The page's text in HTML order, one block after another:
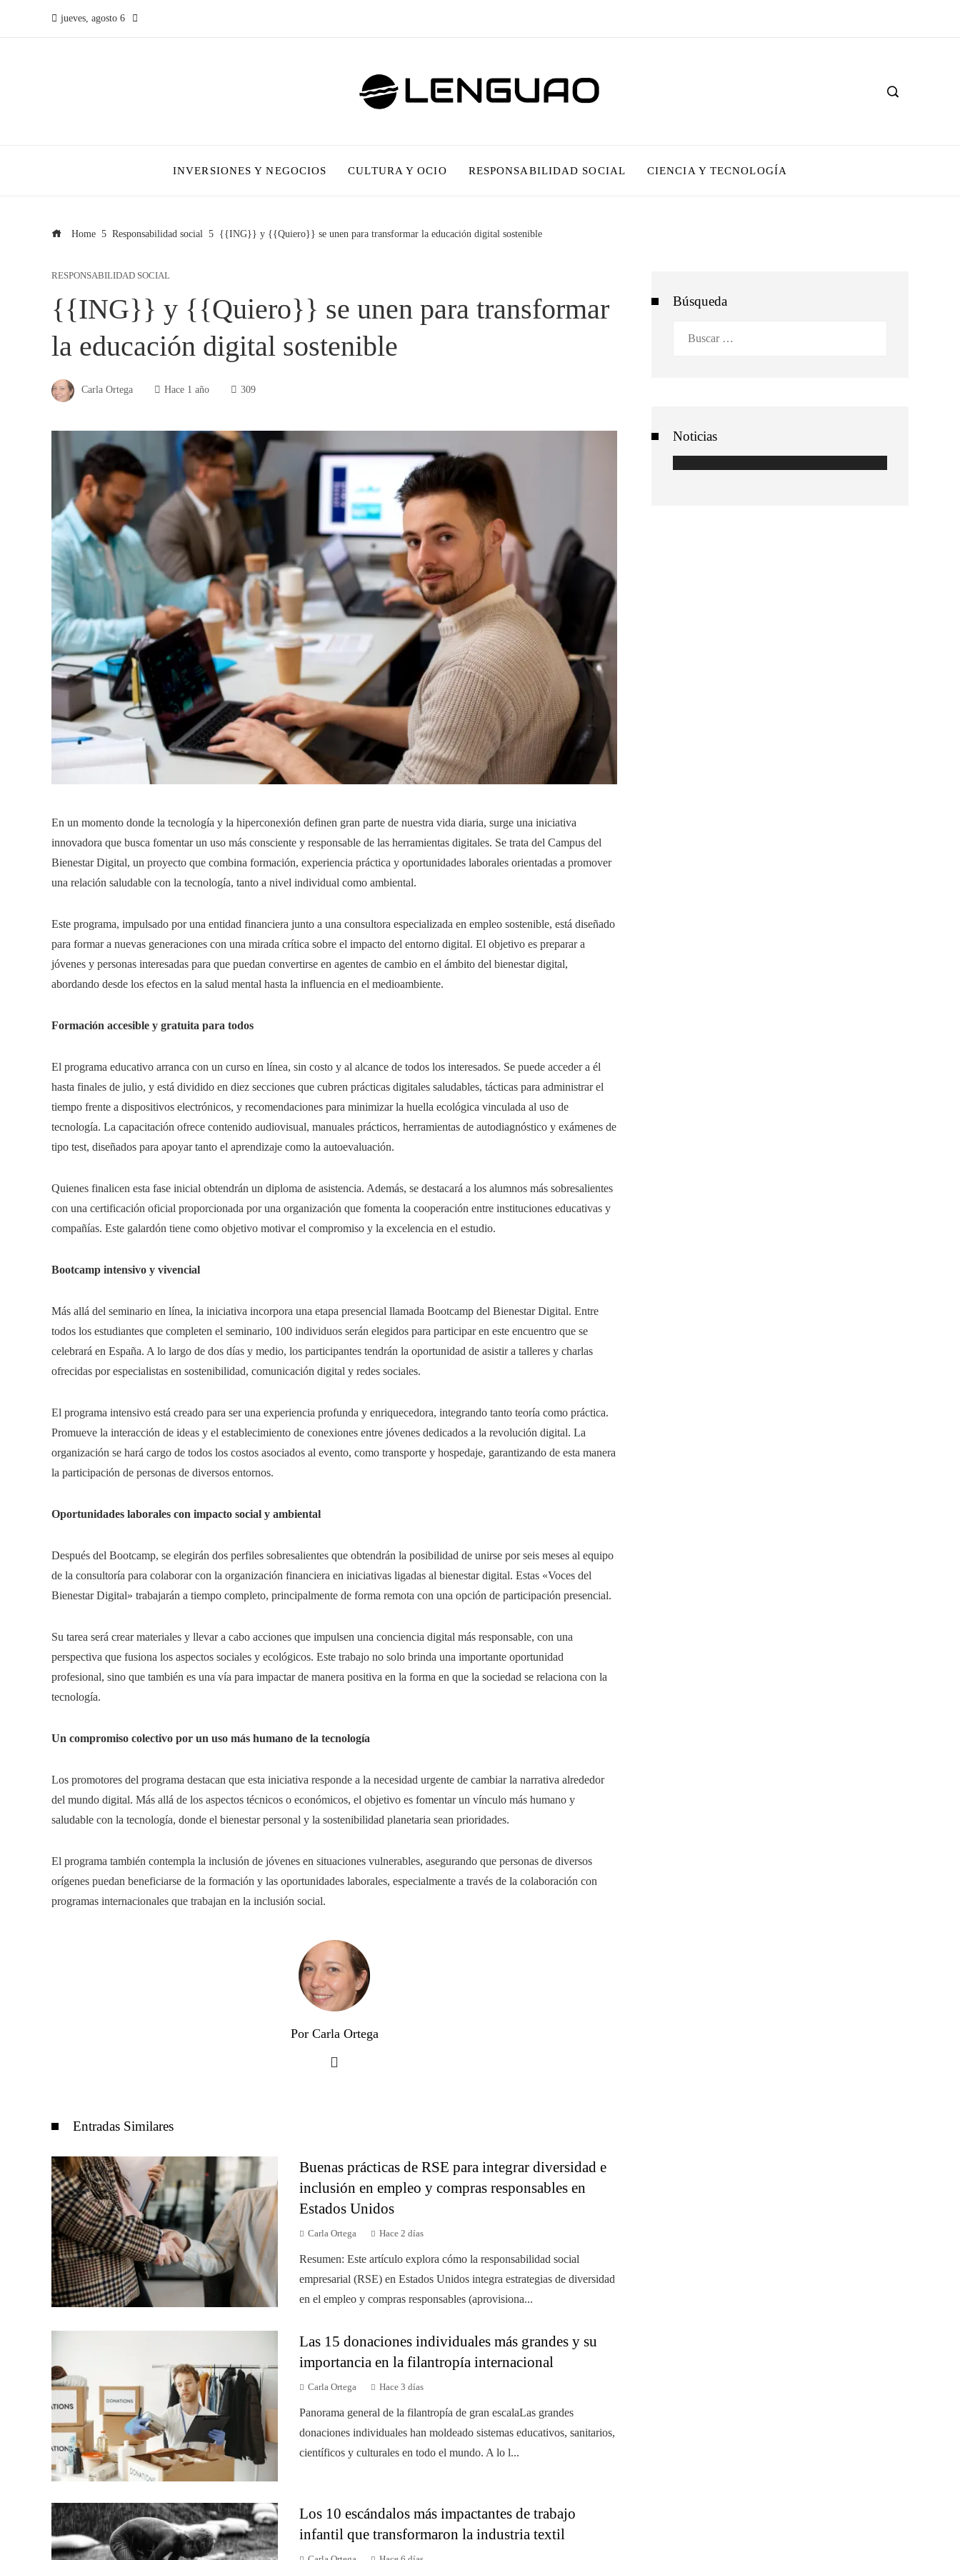
jueves, agosto 6
INVERSIONES Y NEGOCIOS CULTURA Y OCIO RESPONSABILIDAD SOCIAL CIENCIA Y TECNOLOGÍA
Home Responsabilidad social {{ING}} y {{Quiero}} se unen para transformar la educación digital sostenible
RESPONSABILIDAD SOCIAL
{{ING}} y {{Quiero}} se unen para transformar
la educación digital sostenible
Carla Ortega Hace 1 año 309
En un momento donde la tecnología y la hiperconexión definen gran parte de nuestra vida diaria, surge una iniciativa
innovadora que busca fomentar un uso más consciente y responsable de las herramientas digitales. Se trata del Campus del
Bienestar Digital, un proyecto que combina formación, experiencia práctica y oportunidades laborales orientadas a promover
una relación saludable con la tecnología, tanto a nivel individual como ambiental.
Este programa, impulsado por una entidad financiera junto a una consultora especializada en empleo sostenible, está diseñado
para formar a nuevas generaciones con una mirada crítica sobre el impacto del entorno digital. El objetivo es preparar a
jóvenes y personas interesadas para que puedan convertirse en agentes de cambio en el ámbito del bienestar digital,
abordando desde los efectos en la salud mental hasta la influencia en el medioambiente.
Formación accesible y gratuita para todos
El programa educativo arranca con un curso en línea, sin costo y al alcance de todos los interesados. Se puede acceder a él
hasta finales de julio, y está dividido en diez secciones que cubren prácticas digitales saludables, tácticas para administrar el
tiempo frente a dispositivos electrónicos, y recomendaciones para minimizar la huella ecológica vinculada al uso de
tecnología. La capacitación ofrece contenido audiovisual, manuales prácticos, herramientas de autodiagnóstico y exámenes de
tipo test, diseñados para apoyar tanto el aprendizaje como la autoevaluación.
Quienes finalicen esta fase inicial obtendrán un diploma de asistencia. Además, se destacará a los alumnos más sobresalientes
con una certificación oficial proporcionada por una organización que fomenta la cooperación entre instituciones educativas y
compañías. Este galardón tiene como objetivo motivar el compromiso y la excelencia en el estudio.
Bootcamp intensivo y vivencial
Más allá del seminario en línea, la iniciativa incorpora una etapa presencial llamada Bootcamp del Bienestar Digital. Entre
todos los estudiantes que completen el seminario, 100 individuos serán elegidos para participar en este encuentro que se
celebrará en España. A lo largo de dos días y medio, los participantes tendrán la oportunidad de asistir a talleres y charlas
ofrecidas por especialistas en sostenibilidad, comunicación digital y redes sociales.
El programa intensivo está creado para ser una experiencia profunda y enriquecedora, integrando tanto teoría como práctica.
Promueve la interacción de ideas y el establecimiento de conexiones entre jóvenes dedicados a la revolución digital. La
organización se hará cargo de todos los costos asociados al evento, como transporte y hospedaje, garantizando de esta manera
la participación de personas de diversos entornos.
Oportunidades laborales con impacto social y ambiental
Después del Bootcamp, se elegirán dos perfiles sobresalientes que obtendrán la posibilidad de unirse por seis meses al equipo
de la consultoría para colaborar con la organización financiera en iniciativas ligadas al bienestar digital. Estas «Voces del
Bienestar Digital» trabajarán a tiempo completo, principalmente de forma remota con una opción de participación presencial.
Su tarea será crear materiales y llevar a cabo acciones que impulsen una conciencia digital más responsable, con una
perspectiva que fusiona los aspectos sociales y ecológicos. Este trabajo no solo brinda una importante oportunidad
profesional, sino que también es una vía para impactar de manera positiva en la forma en que la sociedad se relaciona con la
tecnología.
Un compromiso colectivo por un uso más humano de la tecnología
Los promotores del programa destacan que esta iniciativa responde a la necesidad urgente de cambiar la narrativa alrededor
del mundo digital. Más allá de los aspectos técnicos o económicos, el objetivo es fomentar un vínculo más humano y
saludable con la tecnología, donde el bienestar personal y la sostenibilidad planetaria sean prioridades.
El programa también contempla la inclusión de jóvenes en situaciones vulnerables, asegurando que personas de diversos
orígenes puedan beneficiarse de la formación y las oportunidades laborales, especialmente a través de la colaboración con
programas internacionales que trabajan en la inclusión social.
Por Carla Ortega
Entradas Similares
Buenas prácticas de RSE para integrar diversidad e
inclusión en empleo y compras responsables en
Estados Unidos
Carla Ortega Hace 2 días
Resumen: Este artículo explora cómo la responsabilidad social
empresarial (RSE) en Estados Unidos integra estrategias de diversidad
en el empleo y compras responsables (aprovisiona...
Las 15 donaciones individuales más grandes y su
importancia en la filantropía internacional
Carla Ortega Hace 3 días
Panorama general de la filantropía de gran escalaLas grandes
donaciones individuales han moldeado sistemas educativos, sanitarios,
científicos y culturales en todo el mundo. A lo l...
Los 10 escándalos más impactantes de trabajo
infantil que transformaron la industria textil
Búsqueda
Noticias